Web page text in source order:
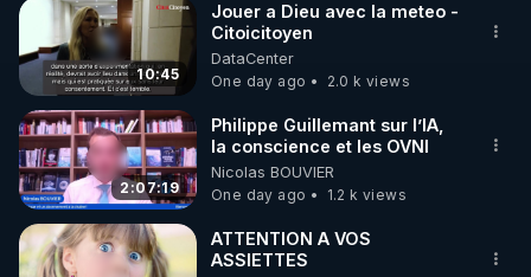
http://rgnr.li/news
🌱 VIDÉOS NON CENSURÉES SUR ODYSEE
Toutes les vidéos Youtube sont aussi sur la
http://rgnr.li/odysee
🌱 LES STAGES EN PRÉSENTIEL
10:45
Jouer a Dieu avec la meteo -
Citoicitoyen
DataCenter
One day ago
2.0 k views
2:07:19
Philippe Guillemant sur l’IA,
la conscience et les OVNI
Nicolas BOUVIER
One day ago
1.2 k views
ATTENTION A VOS
ASSIETTES